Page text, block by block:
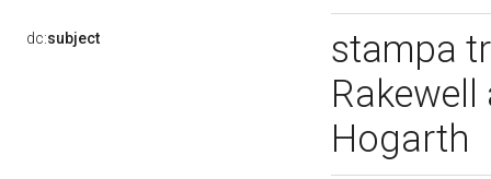
dc:subject
stampa
Rakewell
Hogarth